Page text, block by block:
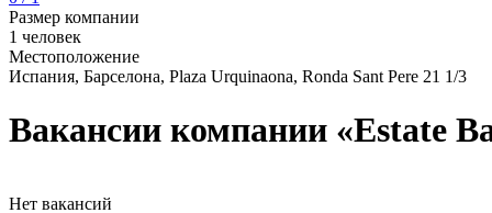
Размер компании
1 человек
Местоположение
Испания, Барселона, Plaza Urquinaona, Ronda Sant Pere 21 1/3
Вакансии компании «Estate
Нет вакансий